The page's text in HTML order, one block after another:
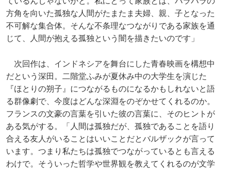
方角を向いた孤独な人間がたまたま夫婦、親、子となった
不可解な集合体。そんな不条理なつながりである家族を通
じて、人間が抱える孤独という闇を描きたいのです」
次回作は、インドネシアを舞台にした青春映画を構想中
だという深田。二階堂ふみが夏休み中の大学生を演じた
『ほとりの朔子』につながるものになるかもしれないと語
る群像劇で、今度はどんな深淵をのぞかせてくれるのか。
フランスの文豪の言葉を引いた彼の言葉に、そのヒントが
ある気がする。「人間は孤独だが、孤独であることを語り
合える友人がいることはいいことだとバルザックが言って
います。つまり私たちは孤独でつながっているとも言える
わけで。そういった哲学や世界観を教えてくれるのが文学